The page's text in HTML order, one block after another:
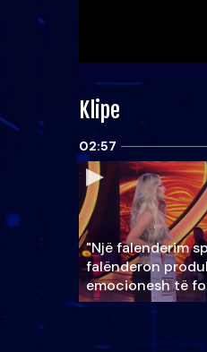
Klipe
02:57
"Një falenderim
falënderon
emocionesh të